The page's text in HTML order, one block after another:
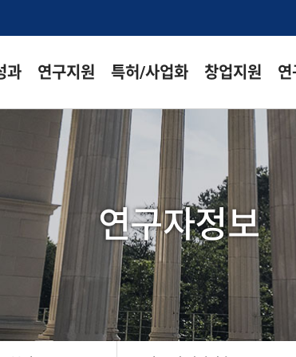
과 연구지원 특허/사업화 창업지원
메뉴
연구자정보